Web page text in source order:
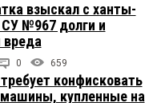
взыскал с ханты-
№967 долги и
вреда
0 659
конфисковать
купленные на